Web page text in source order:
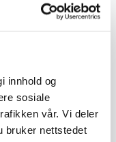
innhold og
sosiale
vår. Vi deler
bruker nettstedet
lysestaker